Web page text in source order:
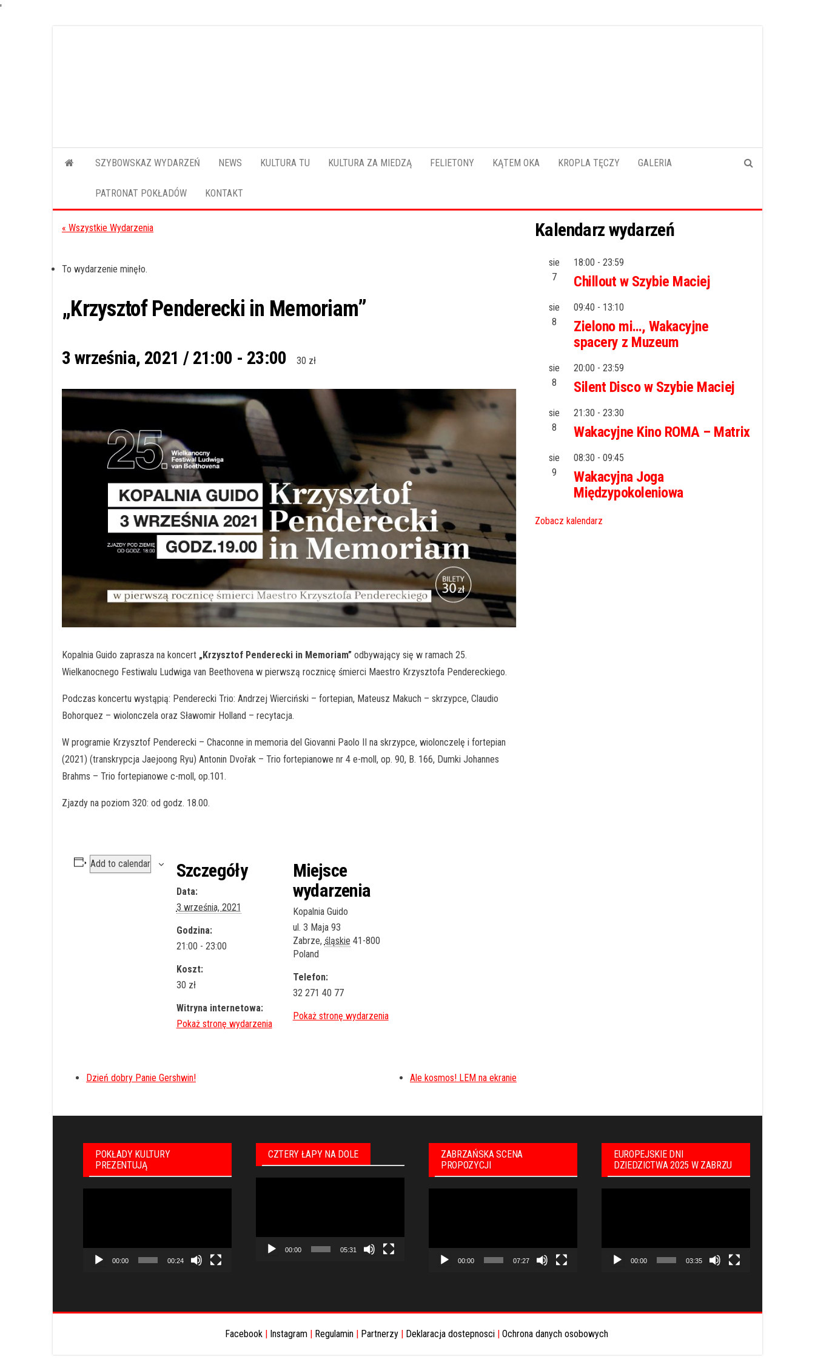
'
SZYBOWSKAZ WYDARZEŃ NEWS KULTURA TU KULTURA ZA MIEDZĄ FELIETONY KĄTEM OKA KROPLA TĘCZY GALERIA
PATRONAT POKŁADÓW KONTAKT
« Wszystkie Wydarzenia
To wydarzenie minęło.
„Krzysztof Penderecki in Memoriam”
3 września, 2021 / 21:00 - 23:00 30 zł
Kopalnia Guido zaprasza na koncert „Krzysztof Penderecki in Memoriam” odbywający się w ramach 25.
Wielkanocnego Festiwalu Ludwiga van Beethovena w pierwszą rocznicę śmierci Maestro Krzysztofa Pendereckiego.
Podczas koncertu wystąpią: Penderecki Trio: Andrzej Wierciński – fortepian, Mateusz Makuch – skrzypce, Claudio
Bohorquez – wiolonczela oraz Sławomir Holland – recytacja.
W programie Krzysztof Penderecki – Chaconne in memoria del Giovanni Paolo II na skrzypce, wiolonczelę i fortepian
(2021) (transkrypcja Jaejoong Ryu) Antonin Dvořak – Trio fortepianowe nr 4 e-moll, op. 90, B. 166, Dumki Johannes
Brahms – Trio fortepianowe c-moll, op.101.
Zjazdy na poziom 320: od godz. 18.00.
Add to calendar Szczegóły
Data:
3 września, 2021
Godzina:
21:00 - 23:00
Koszt:
30 zł
Witryna internetowa:
Miejsce
wydarzenia
Kopalnia Guido
ul. 3 Maja 93
Zabrze, śląskie 41-800
Poland
Telefon:
32 271 40 77
Dzień dobry Panie Gershwin! Ale kosmos! LEM na ekranie
Kalendarz wydarzeń
sie
7
18:00 - 23:59
Chillout w Szybie Maciej
sie
8
09:40 - 13:10
Zielono mi…, Wakacyjne
spacery z Muzeum
sie
8
20:00 - 23:59
Silent Disco w Szybie Maciej
sie
8
21:30 - 23:30
Wakacyjne Kino ROMA – Matrix
sie
9
08:30 - 09:45
Wakacyjna Joga
Międzypokoleniowa
Zobacz kalendarz
POKŁADY KULTURY
PREZENTUJĄ
00:00 00:24
CZTERY ŁAPY NA DOLE
00:00 05:31
ZABRZAŃSKA SCENA
PROPOZYCJI
00:00 07:27
EUROPEJSKIE DNI
DZIEDZICTWA 2025 W ZABRZU
00:00 03:35
Facebook | Instagram | Regulamin | Partnerzy | Deklaracja dostepnosci | Ochrona danych osobowych